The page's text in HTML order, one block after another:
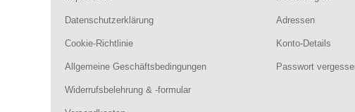
Datenschutzerklärung
Cookie-Richtlinie
Allgemeine Geschäftsbedingungen
Widerrufsbelehrung & -formular
Adressen
Konto-Details
Passwort